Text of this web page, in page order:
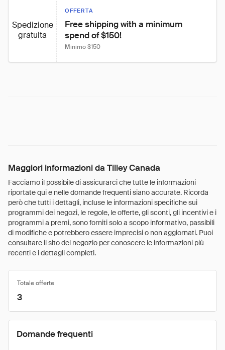
Spedizione
gratuita
OFFERTA
Free shipping with a minimum
spend of $150!
Minimo $150
Maggiori informazioni da Tilley Canada
Facciamo il possibile di assicurarci che tutte le informazioni
riportate qui e nelle domande frequenti siano accurate. Ricorda
però che tutti i dettagli, incluse le informazioni specifiche sui
programmi dei negozi, le regole, le offerte, gli sconti, gli incentivi e i
programmi a premi, sono forniti solo a scopo informativo, passibili
di modifiche e potrebbero essere imprecisi o non aggiornati. Puoi
consultare il sito del negozio per conoscere le informazioni più
recenti e i dettagli completi.
Totale offerte
3
Domande frequenti